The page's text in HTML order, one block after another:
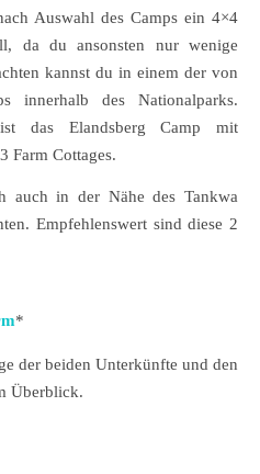
Auswahl des Camps ein 4×4
da du ansonsten nur wenige
kannst du in einem der von
innerhalb des Nationalparks.
ist das Elandsberg Camp mit
Farm Cottages.
auch in der Nähe des Tankwa
Empfehlenswert sind diese 2
*
der beiden Unterkünfte und den
Überblick.